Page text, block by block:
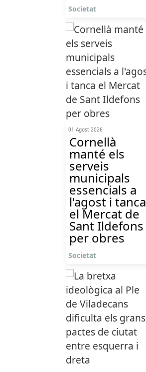
Societat
01 Agost 2026
Cornellà
manté els
serveis
municipals
essencials a
l'agost i tanca
el Mercat de
Sant Ildefons
per obres
Societat